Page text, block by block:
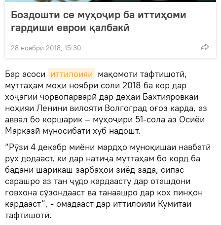
Боздошти се муҳоҷир ба иттиҳоми
гардиши еврои қалбакӣ
28 ноябри 2018, 15:30
Бар асоси иттилоияи мақомоти тафтишотӣ,
муттаҳам моҳи ноябри соли 2018 ба кор дар
хоҷагии чорвопарварӣ дар деҳаи Бахтияровкаи
ноҳияи Ленини вилояти Волгоград оғоз карда, аз
аввал бо коршарик – муҳоҷири 51-сола аз Осиёи
Марказӣ муносибати хуб надошт.
“Рӯзи 4 декабр миёни мардҳо муноқишаи навбатӣ
рух додааст, ки дар натиҷа муттаҳам бо корд ба
бадани шарикаш зарбаҳои зиёд зада, сипас
сарашро аз тан ҷудо кардаасту дар оташдони
говхона сӯзондааст ва танаашро дар кох пинҳон
кардааст”, - омадааст дар иттилоияи Кумитаи
тафтишотӣ.